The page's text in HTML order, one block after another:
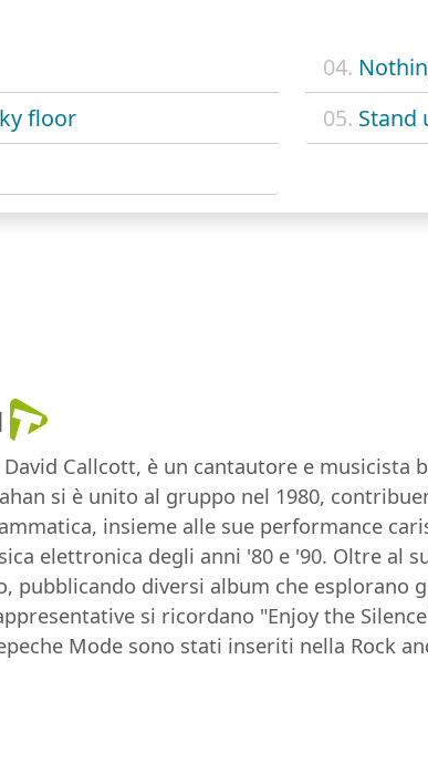
floor
04.
05. Stand
David Callcott, è un cantautore e
si è unito al gruppo nel 1980,
insieme alle sue performance
elettronica degli anni '80 e '90. Oltre al
pubblicando diversi album che
si ricordano "Enjoy the
Mode sono stati inseriti nella Rock